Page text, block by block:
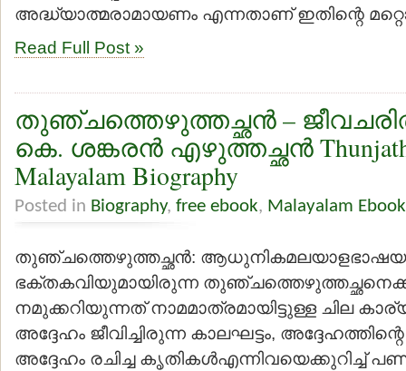
അദ്ധ്യാത്മരാമായണം എന്നതാണ് ഇതിന്റെ
Read Full Post »
തുഞ്ചത്തെഴുത്തച്ഛന്‍ –
കെ. ശങ്കരന്‍ എഴുത്തച്ഛന്‍ Thunjath
Malayalam Biography
Posted in Biography, free ebook, Malayalam
തുഞ്ചത്തെഴുത്തച്ഛന്‍:
ഭക്തകവിയുമായിരുന്ന
നമുക്കറിയുന്നത് നാമമാത്രമായിട്ടുള്ള ചില
അദ്ദേഹം ജീവിച്ചിരുന്ന കാലഘട്ടം,
അദ്ദേഹം രചിച്ച കൃതികള്‍എന്നിവയെക്കുറിച്ച്